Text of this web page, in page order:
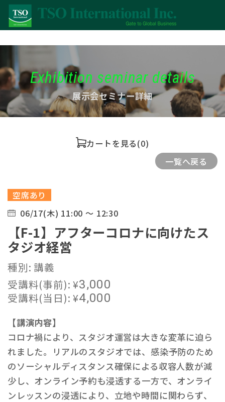
Exhibition seminar details
展示会セミナー詳細
カートを見る(0)
一覧へ戻る
空席あり
06/17(木) 11:00 ～ 12:30
【F-1】アフターコロナに向けたス
タジオ経営
種別: 講義
受講料(事前):¥3,000
受講料(当日):¥4,000
【講演内容】
コロナ禍により、スタジオ運営は大きな変革に迫ら
れました。リアルのスタジオでは、感染予防のため
のソーシャルディスタンス確保による収容人数が減
少し、オンライン予約も浸透する一方で、オンライ
ンレッスンの浸透により、立地や時間に関わらず、